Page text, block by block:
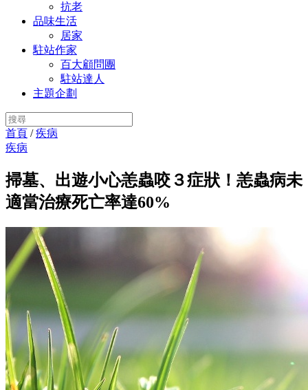
抗老
品味生活
居家
駐站作家
百大顧問團
駐站達人
主題企劃
首頁 /疾病
疾病
掃墓、出遊小心恙蟲咬３症狀！恙蟲病未
適當治療死亡率達60%